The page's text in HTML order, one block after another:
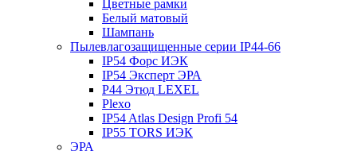
Цветные рамки
Белый матовый
Шампань
Пылевлагозащищенные серии IP44-66
IP54 Форс ИЭК
IP54 Эксперт ЭРА
P44 Этюд LEXEL
Plexo
IP54 Atlas Design Profi 54
IP55 TORS ИЭК
ЭРА